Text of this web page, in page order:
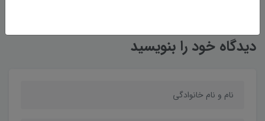
دیدگاه خود را بنویسید